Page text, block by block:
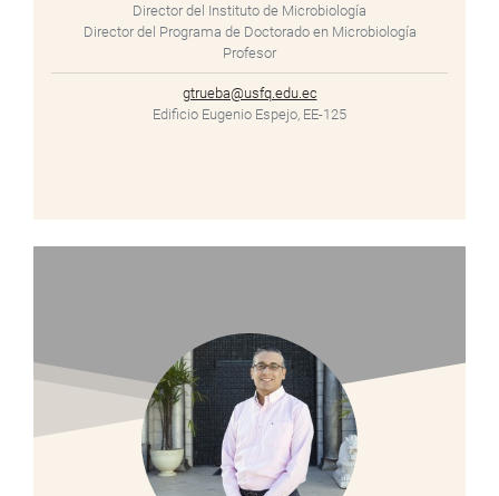
Director del Instituto de Microbiología
Director del Programa de Doctorado en Microbiología
Profesor
gtrueba@usfq.edu.ec
Edificio Eugenio Espejo, EE-125